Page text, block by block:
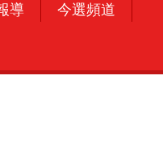
導 今選頻道